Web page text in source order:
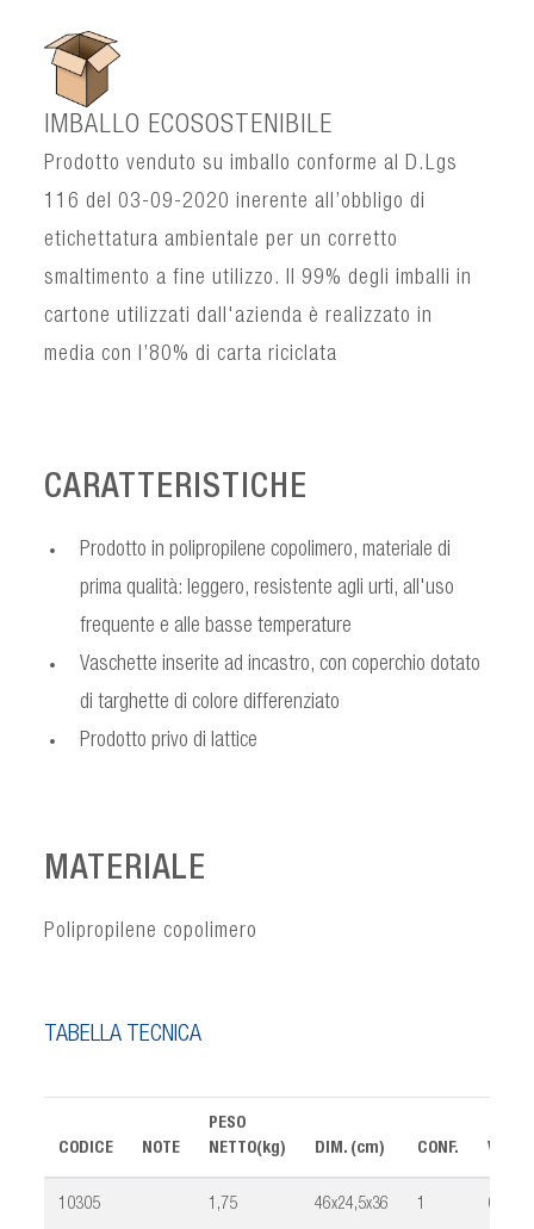
IMBALLO ECOSOSTENIBILE
Prodotto venduto su imballo conforme al D.Lgs
116 del 03-09-2020 inerente all’obbligo di
etichettatura ambientale per un corretto
smaltimento a fine utilizzo. Il 99% degli imballi in
cartone utilizzati dall'azienda è realizzato in
media con l’80% di carta riciclata
CARATTERISTICHE
Prodotto in polipropilene copolimero, materiale di
prima qualità: leggero, resistente agli urti, all'uso
frequente e alle basse temperature
Vaschette inserite ad incastro, con coperchio dotato
di targhette di colore differenziato
Prodotto privo di lattice
MATERIALE
Polipropilene copolimero
TABELLA TECNICA
CODICE NOTE
PESO
NETTO(kg)
DIM. (cm) CONF.
10305 1,75 46x24,5x36 1 0,045